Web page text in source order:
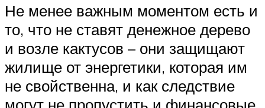
Не менее важным моментом есть и
то, что не ставят денежное дерево
и возле кактусов – они защищают
жилище от энергетики, которая им
не свойственна, и как следствие